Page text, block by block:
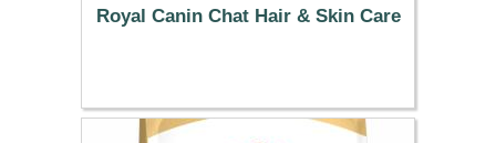
Royal Canin Chat Hair & Skin Care
21.99 €